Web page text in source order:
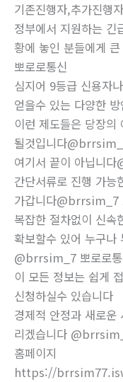
기존진행자,추가진행
정부에서 지원하는 긴
황에 놓인 분들에게
뽀로로통신
심지어 9등급 신용자
얻을수 있는 다양한
이런 제도들은 당장의
될것입니다
여기서 끝이 아닙니
간단서류로 진행 가능
가갑니다@brrsim_7
복잡한 절차없이 신속
확보할수 있어 누구나
@brrsim_7 뽀로로
이 모든 정보는 쉽게
신청하실수 있습니다
경제적 안정과 새로운
리겠습니다
홈페이지
https://